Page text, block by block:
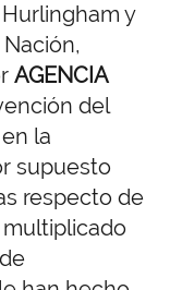
y
AGENCIA
del
la
supuesto
respecto de